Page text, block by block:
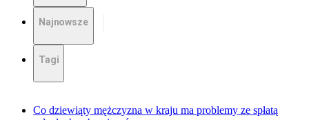
Najnowsze
Tagi
Co dziewiąty mężczyzna w kraju ma problemy ze spłatą